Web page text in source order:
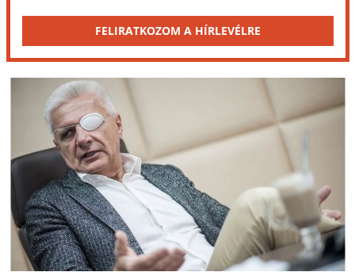
FELIRATKOZOM A HÍRLEVÉLRE